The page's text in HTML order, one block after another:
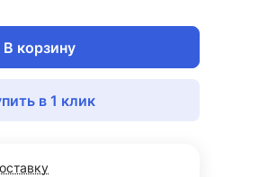
В корзину
в 1 клик